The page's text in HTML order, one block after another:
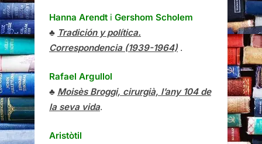
Hanna Arendt i Gershom Scholem
♣ Tradición y política.
Correspondencia (1939-1964) .
Rafael Argullol
♣ Moisès Broggi, cirurgià, l’any 104 de
la seva vida.
Aristòtil